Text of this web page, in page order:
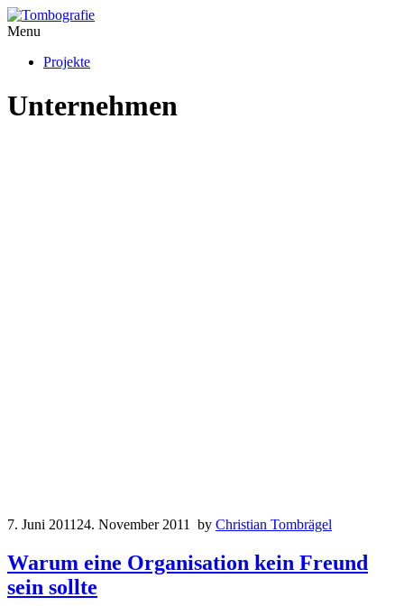
Menu
Projekte
Unternehmen
7. Juni 2011 24. November 2011 by Christian Tombrägel
Warum eine Organisation kein Freund
sein sollte